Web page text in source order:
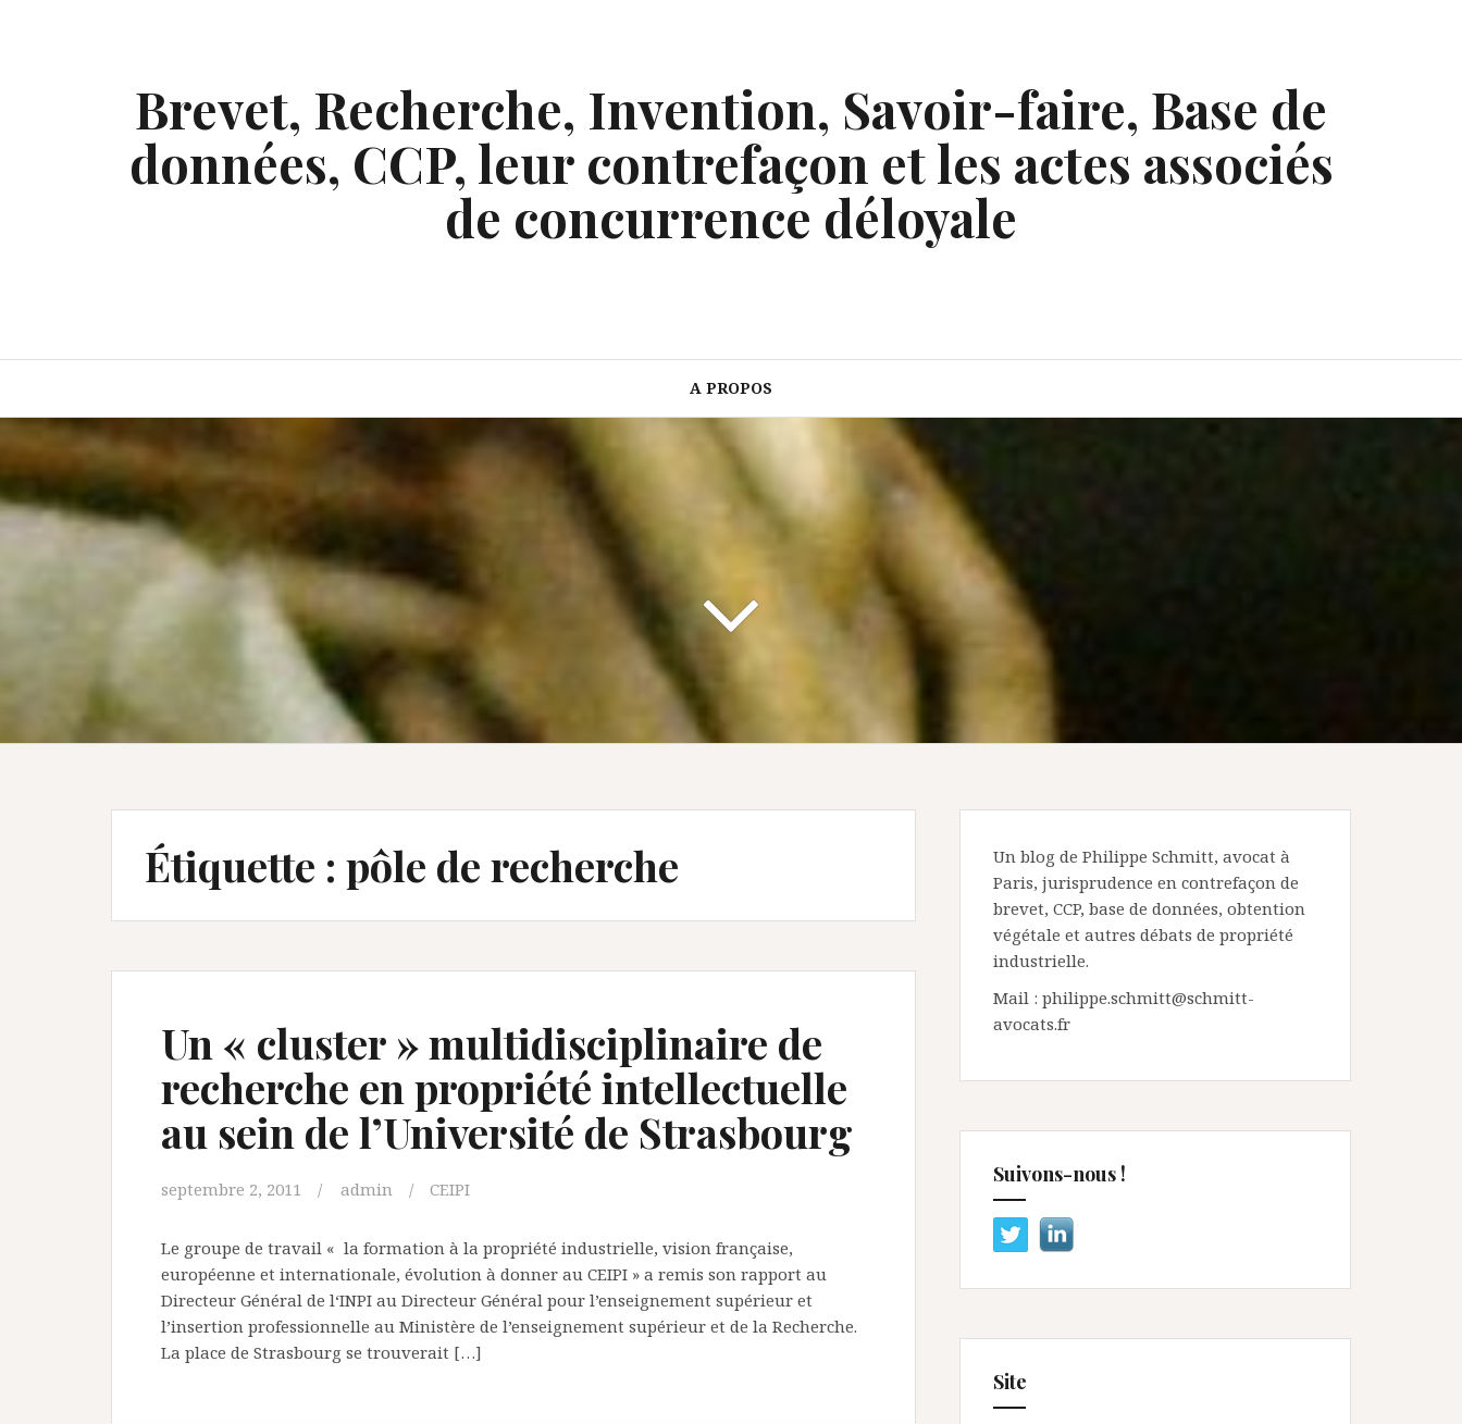
Brevet, Recherche, Invention, Savoir-faire, Base de
données, CCP, leur contrefaçon et les actes associés
de concurrence déloyale
A PROPOS
Étiquette : pôle de recherche
Un « cluster » multidisciplinaire de
recherche en propriété intellectuelle
au sein de l’Université de Strasbourg
septembre 2, 2011 admin CEIPI
Le groupe de travail « la formation à la propriété industrielle, vision française,
européenne et internationale, évolution à donner au CEIPI » a remis son rapport au
Directeur Général de l‘INPI au Directeur Général pour l’enseignement supérieur et
l’insertion professionnelle au Ministère de l’enseignement supérieur et de la Recherche.
La place de Strasbourg se trouverait […]
Un blog de Philippe Schmitt, avocat à
Paris, jurisprudence en contrefaçon de
brevet, CCP, base de données, obtention
végétale et autres débats de propriété
industrielle.
Mail : philippe.schmitt@schmitt-
avocats.fr
Suivons-nous !
Site